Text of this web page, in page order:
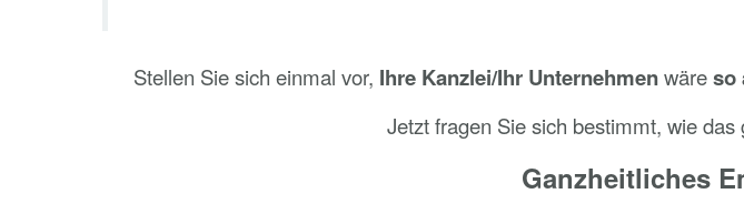
Stellen Sie sich einmal vor, Ihre Kanzlei/Ihr Unternehmenwäreso
Jetzt fragen Sie sich bestimmt, wie
Ganzheitliches